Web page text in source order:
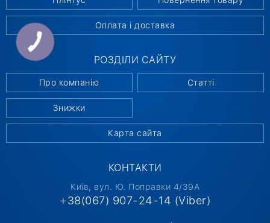
Оплата і доставка
РОЗДІЛИ САЙТУ
Про компанію Статті
Знижки
Карта сайта
КОНТАКТИ
Київ, вул. Ю. Поправки 4/39А
+38(067) 907-24-14 (Viber)